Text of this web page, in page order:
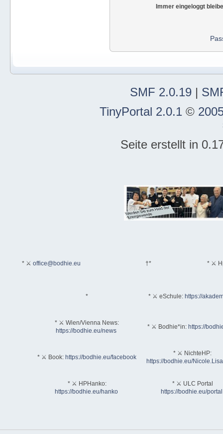
Immer eingeloggt
SMF 2.0.19|
TinyPortal 2.0.1©
Seite erstellt in
* ⚔ office@bodhie.eu †* * ⚔
* * ⚔ eSchule: https://
* ⚔ Wien/Vienna News:
https://bodhie.eu/news
* ⚔ Bodhie*in: https://
* ⚔ Book: https://bodhie.eu/facebook
* ⚔ NichteHP:
https://bodhie.eu/
* ⚔ HPHanko:
https://bodhie.eu/hanko
* ⚔ ULC Portal
https://bodhie.eu/portal